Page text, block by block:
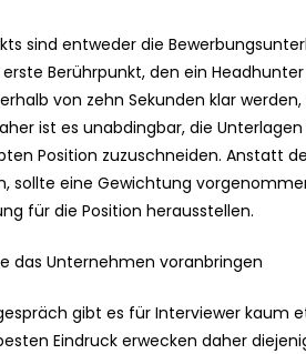
sind entweder die
Berührpunkt, den ein
von zehn Sekunden klar
ist es unabdingbar, die
Position zuzuschneiden. Anstatt
sollte eine Gewichtung
für die Position herausstellen.
das Unternehmen voranbringen
gibt es für Interviewer kaum
Eindruck erwecken daher